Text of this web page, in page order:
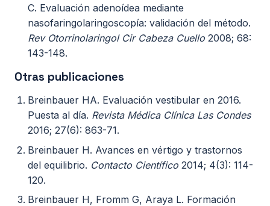
C. Evaluación adenoídea mediante
nasofaringolaringoscopía: validación del método.
Rev Otorrinolaringol Cir Cabeza Cuello 2008; 68:
143-148.
Otras publicaciones
Breinbauer HA. Evaluación vestibular en 2016.
Puesta al día. Revista Médica Clínica Las Condes
2016; 27(6): 863-71.
Breinbauer H. Avances en vértigo y trastornos
del equilibrio. Contacto Científico 2014; 4(3): 114-
120.
Breinbauer H, Fromm G, Araya L. Formación